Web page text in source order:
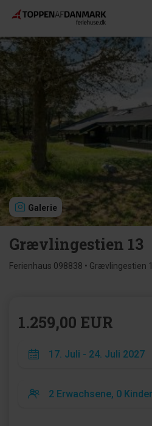
Galerie
Grævlingestien 13
Ferienhaus 098838 • Grævlingestien
1.259,00 EUR